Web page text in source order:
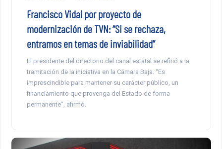
Francisco Vidal por proyecto de
modernización de TVN: “Si se rechaza,
entramos en temas de inviabilidad”
El presidente del directorio del canal estatal se refirió a la
tramitación de la iniciativa en la Cámara Baja. “Es
imprescindible para mantener su carácter público, un
financiamiento que provenga del Estado de forma
permanente”, afirmó.